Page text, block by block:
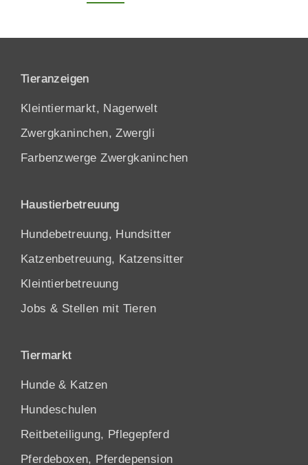
Tieranzeigen
Kleintiermarkt, Nagerwelt
Zwergkaninchen, Zwergli
Farbenzwerge Zwergkaninchen
Haustierbetreuung
Hundebetreuung, Hundsitter
Katzenbetreuung, Katzensitter
Kleintierbetreuung
Jobs & Stellen mit Tieren
Tiermarkt
Hunde & Katzen
Hundeschulen
Reitbeteiligung, Pflegepferd
Pferdeboxen, Pferdepension